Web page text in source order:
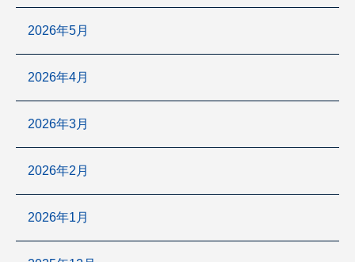
2026年5月
2026年4月
2026年3月
2026年2月
2026年1月